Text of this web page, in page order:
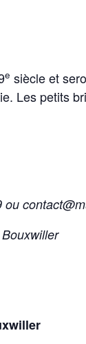
e siècle et
Les petits